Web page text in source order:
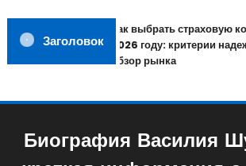
Заголовок
Как выбрать страховую
2026 году: критерии
обзор рынка
Биография Василия